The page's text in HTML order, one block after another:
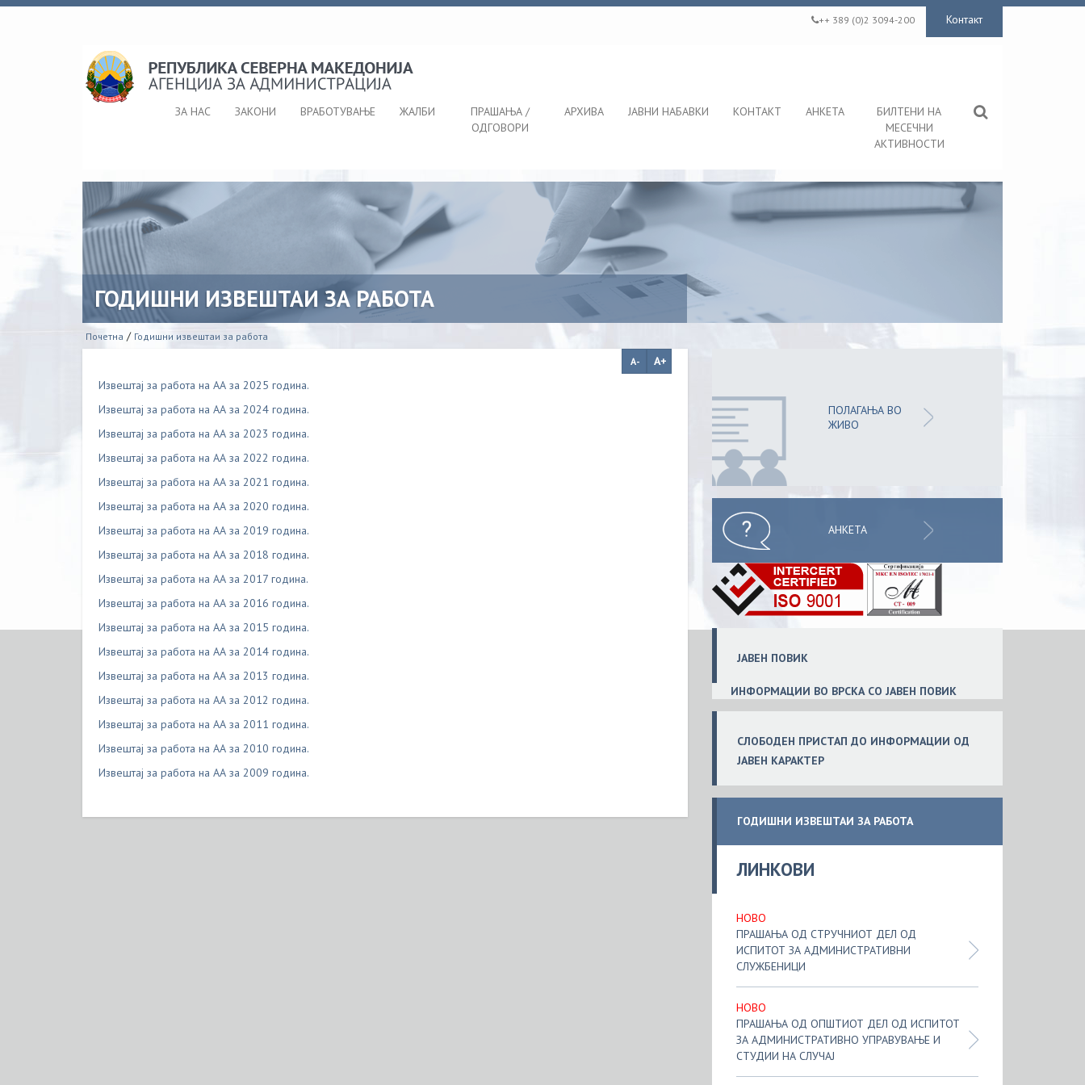
++ 389 (0)2 3094-200 Контакт
ЗА НАС ЗАКОНИ ВРАБОТУВАЊЕ ЖАЛБИ
ПРАШАЊА /
ОДГОВОРИ
АРХИВА ЈАВНИ НАБАВКИ КОНТАКТ АНКЕТА
БИЛТЕНИ НА
МЕСЕЧНИ
АКТИВНОСТИ
ГОДИШНИ ИЗВЕШТАИ ЗА РАБОТА
Почетна / Годишни извештаи за работа
Извештај за работа на АА за 2025 година.
Извештај за работа на АА за 2024 година.
Извештај за работа на АА за 2023 година.
Извештај за работа на АА за 2022 година.
Извештај за работа на АА за 2021 година.
Извештај за работа на АА за 2020 година.
Извештај за работа на АА за 2019 година.
Извештај за работа на АА за 2018 година.
Извештај за работа на АА за 2017 година.
Извештај за работа на АА за 2016 година.
Извештај за работа на АА за 2015 година.
Извештај за работа на АА за 2014 година.
Извештај за работа на АА за 2013 година.
Извештај за работа на АА за 2012 година.
Извештај за работа на АА за 2011 година.
Извештај за работа на АА за 2010 година.
Извештај за работа на АА за 2009 година.
ПОЛАГАЊА ВО
ЖИВО
АНКЕТА
ЈАВЕН ПОВИК
ИНФОРМАЦИИ ВО ВРСКА СО ЈАВЕН ПОВИК
СЛОБОДЕН ПРИСТАП ДО ИНФОРМАЦИИ ОД
ЈАВЕН КАРАКТЕР
ГОДИШНИ ИЗВЕШТАИ ЗА РАБОТА
ЛИНКОВИ
НОВО
ПРАШАЊА ОД СТРУЧНИОТ ДЕЛ ОД
ИСПИТОТ ЗА АДМИНИСТРАТИВНИ
СЛУЖБЕНИЦИ
НОВО
ПРАШАЊА ОД ОПШТИОТ ДЕЛ ОД ИСПИТОТ
ЗА АДМИНИСТРАТИВНО УПРАВУВАЊЕ И
СТУДИИ НА СЛУЧАЈ